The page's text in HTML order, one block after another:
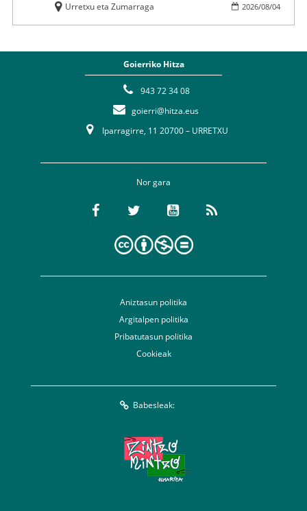
2026/08/04
Urretxu eta Zumarraga
Goierriko Hitza
943 72 34 08
goierri@hitza.eus
Iparragirre, 11 20700 – URRETXU
Nor gara
Aniztasun politika
Argitalpen politika
Pribatutasun politika
Cookieak
Babesleak: